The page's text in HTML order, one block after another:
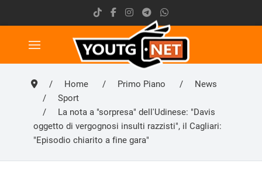
Home Primo Piano
News
Sport
La nota a "sorpresa" dell'Udinese: "Davis
oggetto di vergognosi insulti razzisti", il Cagliari:
"Episodio chiarito a fine gara"